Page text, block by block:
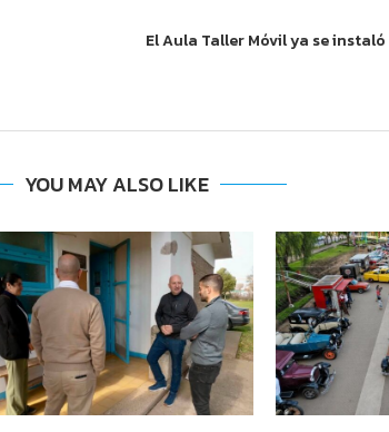
El Aula Taller Móvil ya se
YOU MAY ALSO LIKE